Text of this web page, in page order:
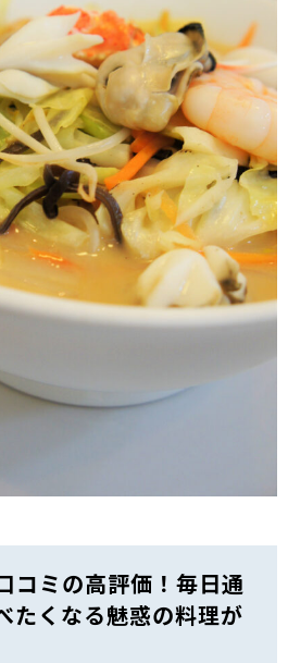
コミの高評価！毎日通
たくなる魅惑の料理が